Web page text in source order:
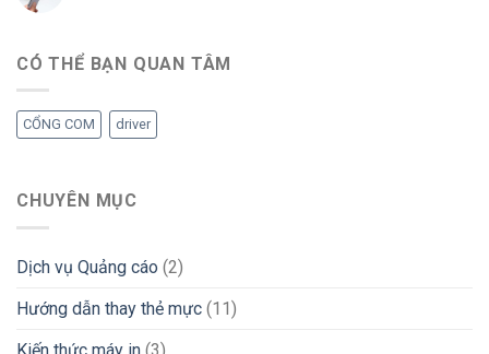
CÓ THỂ BẠN QUAN TÂM
CỔNG COM driver
CHUYÊN MỤC
Dịch vụ Quảng cáo (2)
Hướng dẫn thay thẻ mực (11)
Kiến thức máy in (3)